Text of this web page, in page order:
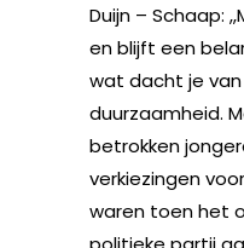
Duijn – Schaap:
en blijft een
wat dacht je
duurzaamheid.
betrokken
verkiezingen
waren toen het